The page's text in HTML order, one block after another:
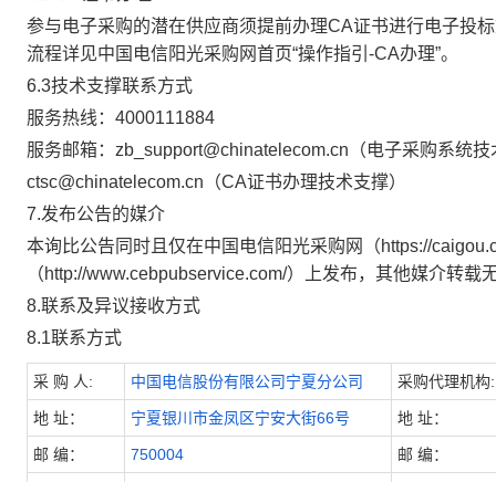
参与电子采购的潜在供应商须提前办理CA证书进行电子投
流程详见中国电信阳光采购网首页“操作指引 -CA办理”。
6.3技术支撑联系方式
服务热线： 4000111884
服务邮箱： zb_support@chinatelecom.cn （电子采购系统
ctsc@chinatelecom.cn （CA证书办理技术支撑）
7.发布公告的媒介
本询比公告同时且仅在中国电信阳光采购网（https://
（http://www.cebpubservice.com/）
上发布，其他媒介转载
8.联系及异议接收方式
8.1联系方式
采 购 人: 中国电信股份有限公司宁夏分公司 采购代理机构:
地 址： 宁夏银川市金凤区宁安大街66号 地 址：
邮 编： 750004 邮 编：